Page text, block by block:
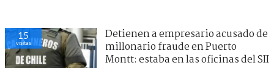
15
visitas
Detienen a empresario acusado de
millonario fraude en Puerto
Montt: estaba en las oficinas del SII